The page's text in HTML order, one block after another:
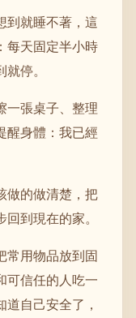
到就睡不著，這
每天固定半小時
停。
一張桌子、整理
醒身體：我已經
做的做清楚，把
到現在的家。
常用物品放到固
可信任的人吃一
自己安全了，